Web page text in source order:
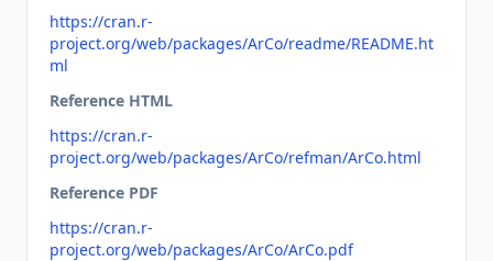
https://cran.r-
project.org/web/packages/ArCo/readme/README.ht
ml
Reference HTML
https://cran.r-
project.org/web/packages/ArCo/refman/ArCo.html
Reference PDF
https://cran.r-
project.org/web/packages/ArCo/ArCo.pdf